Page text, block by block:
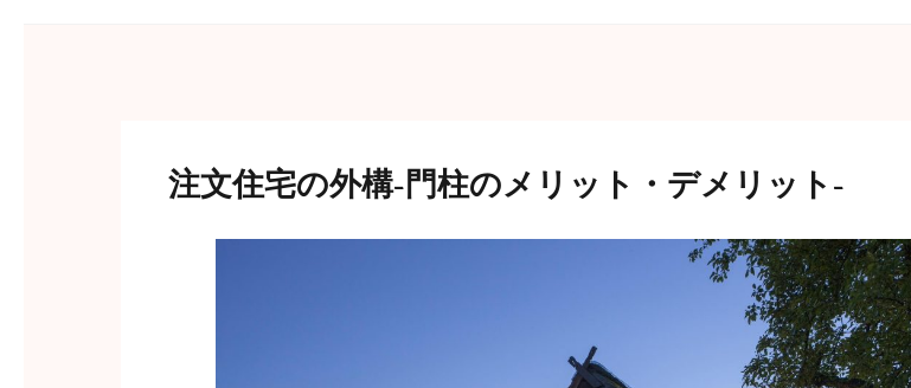
注文住宅の外構-門柱のメリット・デメリット-